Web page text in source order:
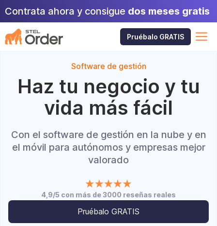
Saltar
contenido
Contrata ahora y consigue dos meses gratis
Pruébalo GRATIS
Software de gestión
Haz tu negocio y tu
vida más fácil
Con el software de gestión en la nube y en
el móvil para autónomos y empresas mejor
valorado
4,9/5 con más de 3000 reseñas reales
Pruébalo GRATIS